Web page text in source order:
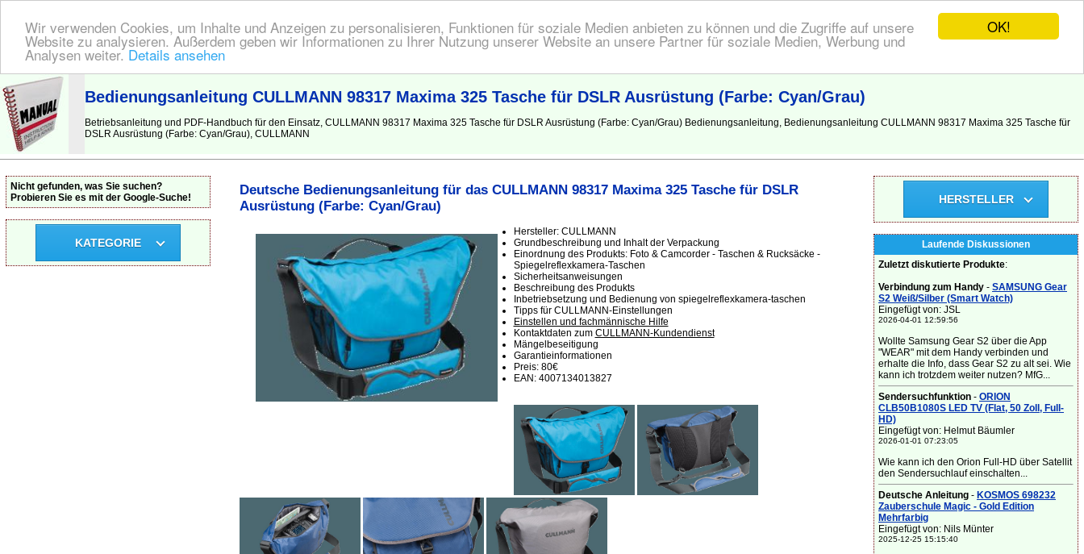
OK!
Wir verwenden Cookies, um Inhalte und Anzeigen zu personalisieren, Funktionen für soziale Medien anbieten zu können und die Zugriffe auf unsere
Website zu analysieren. Außerdem geben wir Informationen zu Ihrer Nutzung unserer Website an unsere Partner für soziale Medien, Werbung und
Analysen weiter. Details ansehen
BEDIENUNGSANLEITUNG | Hier finden Sie die deutsche Anleitung!
Bedienungsanleitung CULLMANN 98317 Maxima 325 Tasche für DSLR Ausrüstung (Farbe: Cyan/Grau)
Betriebsanleitung und PDF-Handbuch für den Einsatz, CULLMANN 98317 Maxima 325 Tasche für DSLR Ausrüstung (Farbe: Cyan/Grau) Bedienungsanleitung, Bedienungsanleitung CULLMANN 98317 Maxima 325 Tasche für
DSLR Ausrüstung (Farbe: Cyan/Grau), CULLMANN
Deutsche Bedienungsanleitung für das CULLMANN 98317 Maxima 325 Tasche für DSLR
Ausrüstung (Farbe: Cyan/Grau)
Hersteller: CULLMANN
Grundbeschreibung und Inhalt der Verpackung
Einordnung des Produkts: Foto & Camcorder - Taschen & Rucksäcke -
Spiegelreflexkamera-Taschen
Sicherheitsanweisungen
Beschreibung des Produkts
Inbetriebsetzung und Bedienung von spiegelreflexkamera-taschen
Tipps für CULLMANN-Einstellungen
Einstellen und fachmännische Hilfe
Kontaktdaten zum CULLMANN-Kundendienst
Mängelbeseitigung
Garantieinformationen
Preis: 80€
EAN: 4007134013827
Nicht gefunden, was Sie suchen?
Probieren Sie es mit der Google-Suche!
KATEGORIE
HERSTELLER
Laufende Diskussionen
Zuletzt diskutierte Produkte:
Verbindung zum Handy - SAMSUNG Gear
S2 Weiß/Silber (Smart Watch)
Eingefügt von: JSL
2026-04-01 12:59:56
Wollte Samsung Gear S2 über die App
"WEAR" mit dem Handy verbinden und
erhalte die Info, dass Gear S2 zu alt sei. Wie
kann ich trotzdem weiter nutzen? MfG...
Sendersuchfunktion - ORION
CLB50B1080S LED TV (Flat, 50 Zoll, Full-
HD)
Eingefügt von: Helmut Bäumler
2026-01-01 07:23:05
Wie kann ich den Orion Full-HD über Satellit
den Sendersuchlauf einschalten...
Deutsche Anleitung - KOSMOS 698232
Zauberschule Magic - Gold Edition
Mehrfarbig
Eingefügt von: Nils Münter
2025-12-25 15:15:40